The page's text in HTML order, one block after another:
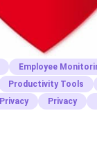
Employee
Productivity Tools
Privacy Privacy